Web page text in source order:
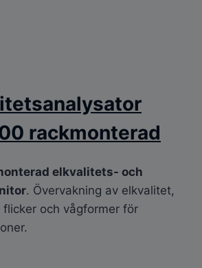
rackmonterad
elkvalitets- och
. Övervakning av elkvalitet,
flicker och vågformer för